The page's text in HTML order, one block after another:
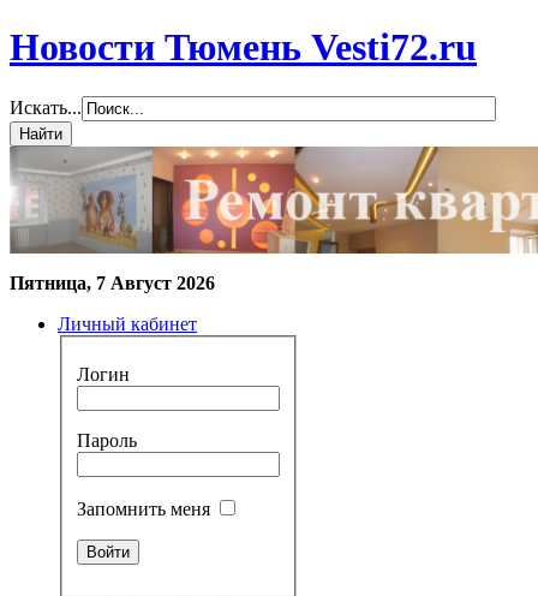
Новости Тюмень Vesti72.ru
Искать...
Пятница, 7 Август 2026
Личный кабинет
Логин
Пароль
Запомнить меня